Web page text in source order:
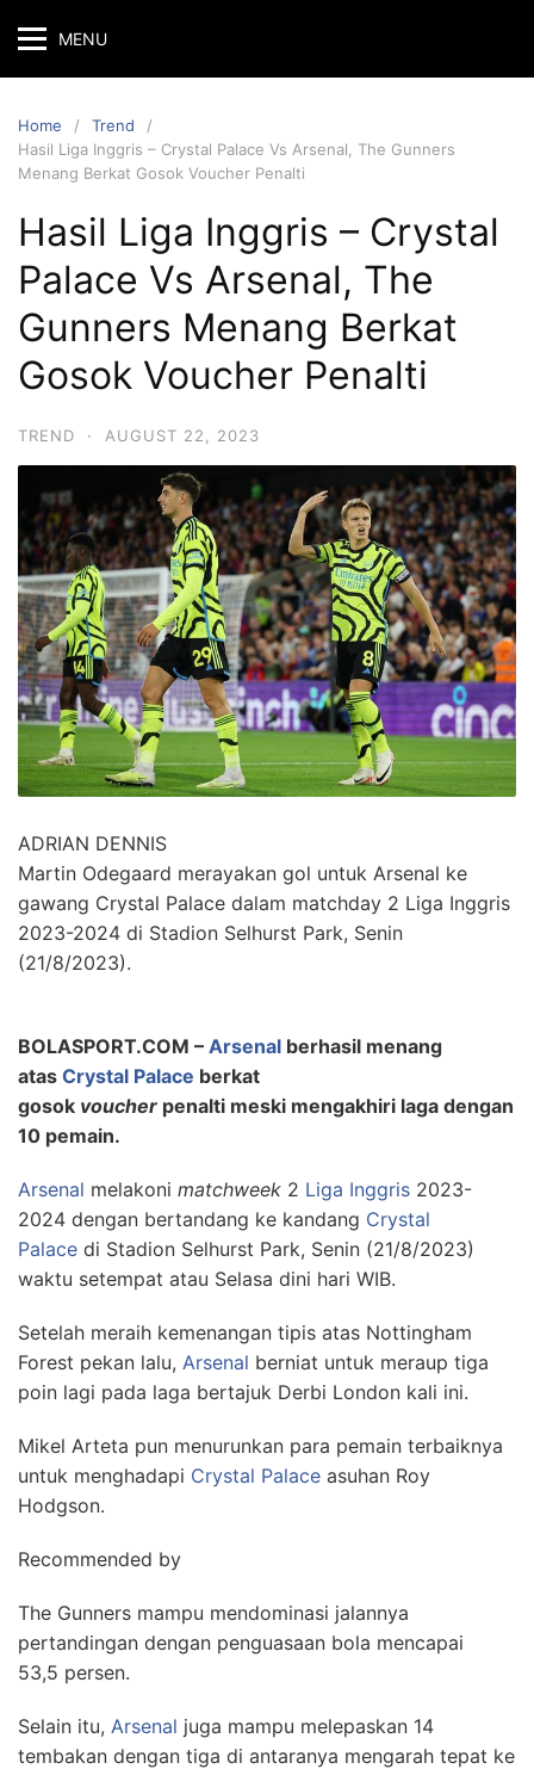
MENU
Home
Trend
Hasil Liga Inggris – Crystal Palace Vs Arsenal, The Gunners
Menang Berkat Gosok Voucher Penalti
Hasil Liga Inggris – Crystal
Palace Vs Arsenal, The
Gunners Menang Berkat
Gosok Voucher Penalti
TREND · AUGUST 22, 2023
ADRIAN DENNIS
Martin Odegaard merayakan gol untuk Arsenal ke
gawang Crystal Palace dalam matchday 2 Liga Inggris
2023-2024 di Stadion Selhurst Park, Senin
(21/8/2023).
BOLASPORT.COM – Arsenal berhasil menang
atas Crystal Palace berkat
gosok voucher penalti meski mengakhiri laga dengan
10 pemain.
Arsenal melakoni matchweek 2 Liga Inggris 2023-
2024 dengan bertandang ke kandang Crystal
Palace di Stadion Selhurst Park, Senin (21/8/2023)
waktu setempat atau Selasa dini hari WIB.
Setelah meraih kemenangan tipis atas Nottingham
Forest pekan lalu, Arsenal berniat untuk meraup tiga
poin lagi pada laga bertajuk Derbi London kali ini.
Mikel Arteta pun menurunkan para pemain terbaiknya
untuk menghadapi Crystal Palace asuhan Roy
Hodgson.
Recommended by
The Gunners mampu mendominasi jalannya
pertandingan dengan penguasaan bola mencapai
53,5 persen.
Selain itu, Arsenal juga mampu melepaskan 14
tembakan dengan tiga di antaranya mengarah tepat ke